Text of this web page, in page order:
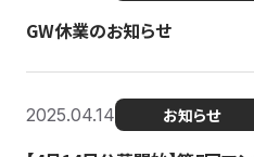
GW休業のお知らせ
2025.04.14 お知らせ